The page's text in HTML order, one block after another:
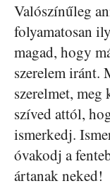
Valószínűleg
folyamatosan
magad, hogy
szerelem iránt.
szerelmet,
szíved attól,
ismerkedj.
óvakodj a
ártanak neked!